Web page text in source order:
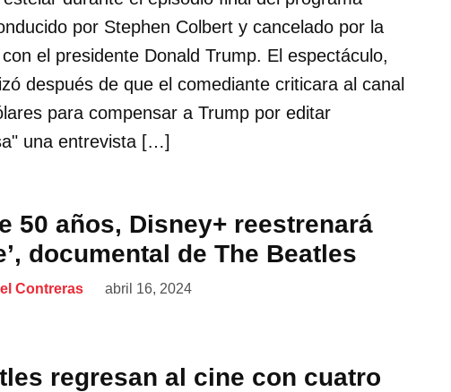
por Stephen Colbert y cancelado por la
el presidente Donald Trump. El espectáculo,
después de que el comediante criticara al canal
para compensar a Trump por editar
una entrevista […]
50 años, Disney+ reestrenará
documental de The Beatles
Contreras abril 16, 2024
regresan al cine con cuatro